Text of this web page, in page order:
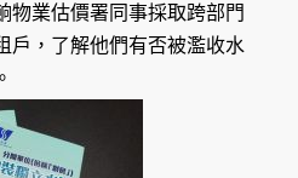
物業估價署同事採取跨部門
戶，了解他們有否被濫收水